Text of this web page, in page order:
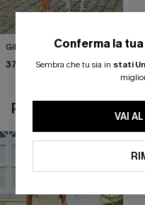
Gilet beige Break the Ice
37,00 €
POTREBBE
Conferma la
Sembra che tu sia in stati
VAI